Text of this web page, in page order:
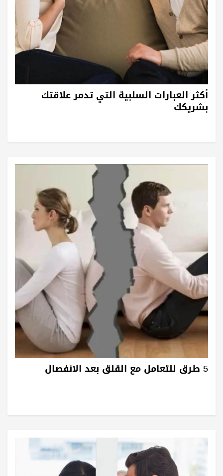
أكثر العبارات السلبية التي تدمر علاقتك
بشريكك
5 طرق للتعامل مع القلق بعد الانفصال